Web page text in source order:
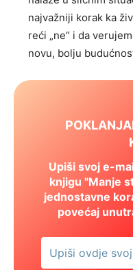
najvažniji korak ka
reći „ne“ i da
novu, bolju
Upiši svoj e-
knjigu "Manje
jednostavne
povećaj